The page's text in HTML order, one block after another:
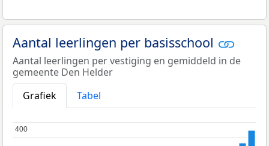
Aantal leerlingen per basisschool
Aantal leerlingen per vestiging en gemiddeld in de
gemeente Den Helder
Grafiek
Tabel
400
400